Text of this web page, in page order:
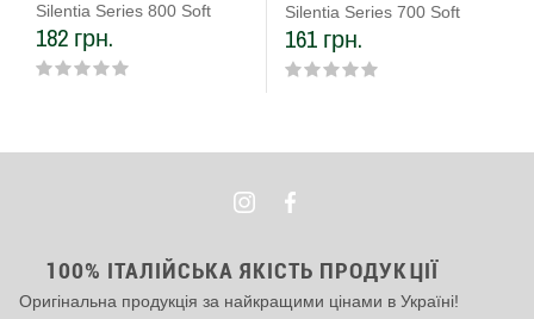
Silentia Series 800 Soft
close 105 (C8P6CE9)
182 грн.
Silentia Series 700 Soft
close 110 (C7A6AE9)
161 грн.
100% ІТАЛІЙСЬКА ЯКІСТЬ ПРОДУКЦІЇ
Оригінальна продукція за найкращими цінами в Україні!